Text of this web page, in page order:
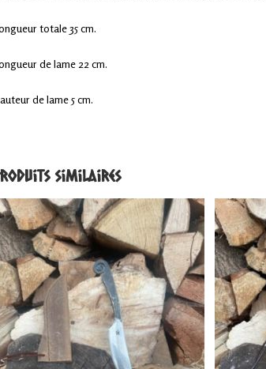
totale 35 cm.
de lame 22 cm.
de lame 5 cm.
similaires